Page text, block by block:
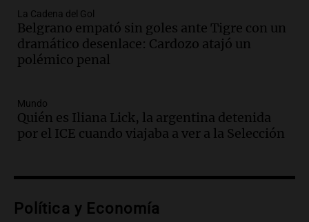
Audio. Juan Pedro Colombo, rematador
de hacienda: “Las tecnologías no
reemplazan el contacto con la gente”
La Argentina, hoy
Audio.
un pozo de 17 metros en Nueva Córdoba
Panorama Federal
Audio.Lanzamiento del Tigo 7 CSH: el
al mercado argentino
La Cadena del Gol
Belgrano empató sin goles ante Tigre con un
dramático desenlace: Cardozo atajó un
polémico penal
Mundo
Quién es Iliana Lick, la argentina detenida
por el ICE cuando viajaba a ver a la Selección
Política y Economía